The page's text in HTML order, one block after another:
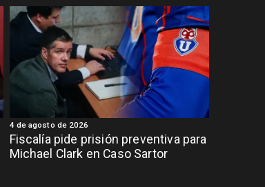
Fiscalía pide prisión preventiva para
Michael Clark en Caso Sartor
4 de agosto de 2026